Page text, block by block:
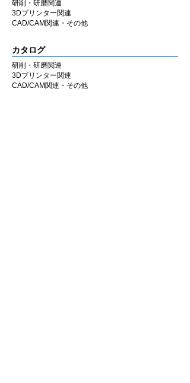
研削・研磨関連
3Dプリンター関連
CAD/CAM関連・その他
カタログ
研削・研磨関連
3Dプリンター関連
CAD/CAM関連・その他